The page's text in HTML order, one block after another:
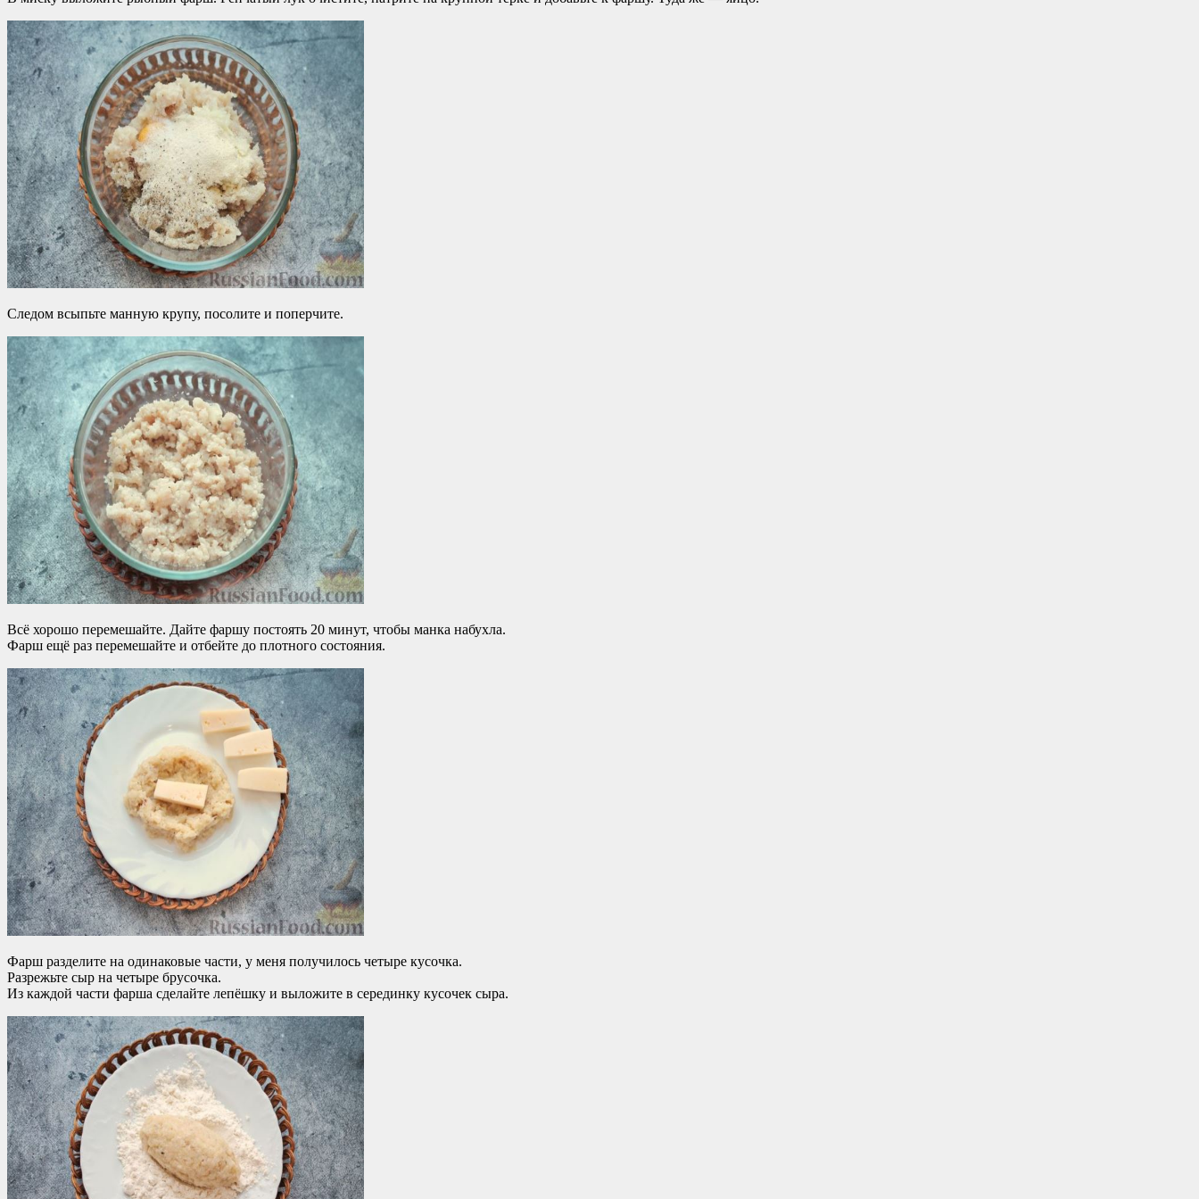
Следом всыпьте манную крупу, посолите и поперчите.
Всё хорошо перемешайте. Дайте фаршу постоять 20 минут, чтобы манка набухла.
Фарш ещё раз перемешайте и отбейте до плотного состояния.
Фарш разделите на одинаковые части, у меня получилось четыре кусочка.
Разрежьте сыр на четыре брусочка.
Из каждой части фарша сделайте лепёшку и выложите в серединку кусочек сыра.